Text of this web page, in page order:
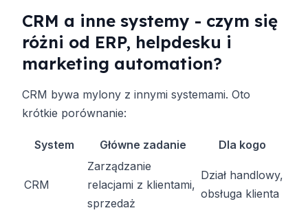
CRM a inne systemy - czym się
różni od ERP, helpdesku i
marketing automation?
CRM bywa mylony z innymi systemami. Oto
krótkie porównanie:
System Główne zadanie Dla kogo
CRM
Zarządzanie
relacjami z klientami,
sprzedaż
Dział handlowy,
obsługa klienta